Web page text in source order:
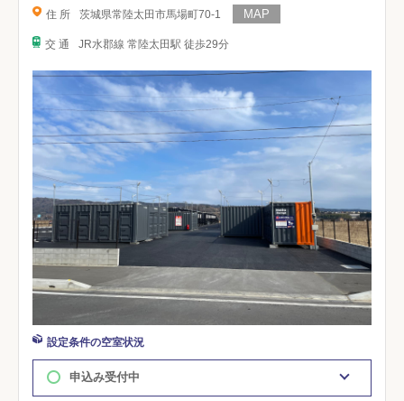
住 所 茨城県常陸太田市馬場町70-1
交 通 JR水郡線 常陸太田駅 徒歩29分
設定条件の空室状況
申込み受付中